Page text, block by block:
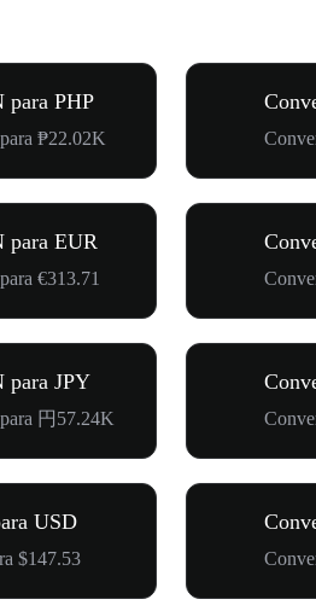
para PHP
₱22.02K
para EUR
€313.71
para JPY
円57.24K
USD
$147.53